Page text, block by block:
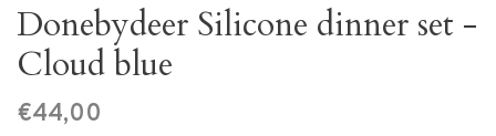
Donebydeer Silicone dinner set -
Cloud blue
€44,00